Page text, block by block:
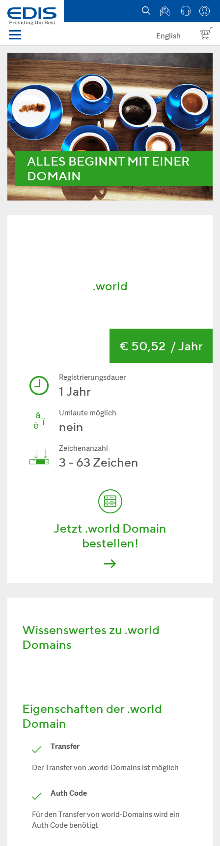
Menü
Domains
Webhosting Österreich
News
über EDIS
English
ALLES BEGINNT MIT EINER
DOMAIN
.world
€ 50,52 / Jahr
Registrierungsdauer
1 Jahr
Umlaute möglich
nein
Zeichenanzahl
3 - 63 Zeichen
Jetzt .world Domain
bestellen!
Wissenswertes zu .world
Domains
Eigenschaften der .world
Domain
Transfer
Der Transfer von .world-Domains ist möglich
Auth Code
Für den Transfer von world-Domains wird ein
Auth Code benötigt